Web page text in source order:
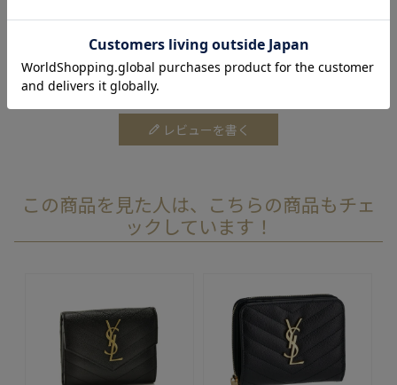
レビュー投稿で100ポイントプレゼント！
購入した商品のレビューを投稿いただくと、もれなくエクセルポ
イント100ポイントをプレゼントします。
レビューを書く
この商品を見た人は、こちらの商品もチェ
ックしています！